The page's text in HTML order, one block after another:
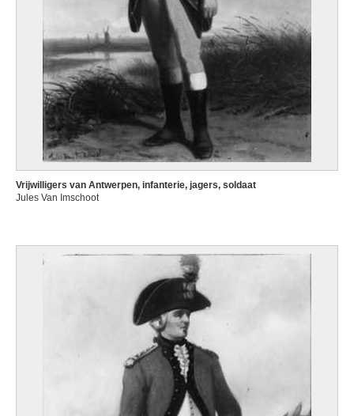
Vrijwilligers van Antwerpen, infanterie, jagers, soldaat
Jules Van Imschoot